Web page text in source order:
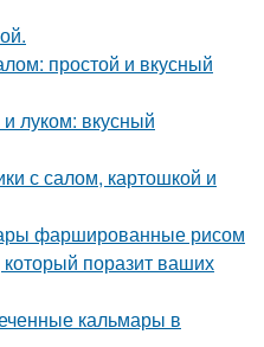
простой и вкусный
луком: вкусный
с салом, картошкой и
фаршированные рисом
поразит ваших
кальмары в